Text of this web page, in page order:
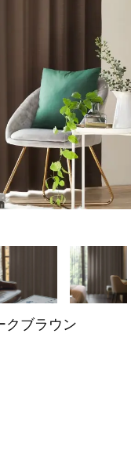
クブラウン